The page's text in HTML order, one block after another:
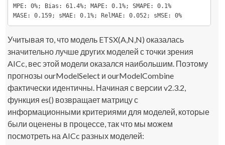
MPE: 0%; Bias: 61.4%; MAPE: 0.1%; SMAPE: 0.1%
MASE: 0.159; sMAE: 0.1%; RelMAE: 0.052; sMSE: 0%
Учитывая то, что модель ETSX(A,N,N) оказалась
значительно лучше других моделей с точки зрения
AICc, вес этой модели оказался наибольшим. Поэтому
прогнозы ourModelSelect и ourModelCombine
фактически идентичны. Начиная с версии v2.3.2,
функцияes() возвращает матрицу с
информационными критериями для моделей, которые
были оценены в процессе, так что мы можем
посмотреть на AICc разных моделей: